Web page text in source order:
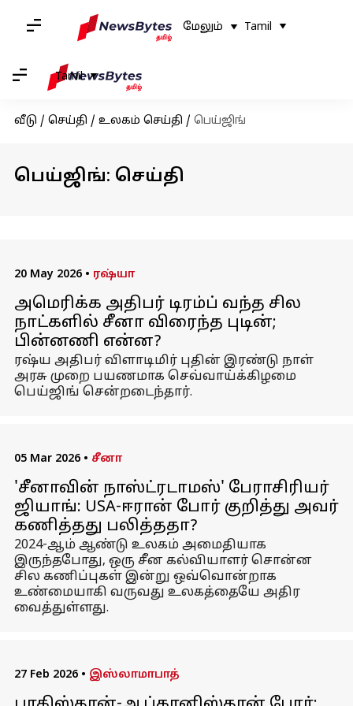
மேலும் Tamil
Tamil
வீடு / செய்தி / உலகம் செய்தி / பெய்ஜிங்
பெய்ஜிங்: செய்தி
20 May 2026 • ரஷ்யா
அமெரிக்க அதிபர் டிரம்ப் வந்த சில
நாட்களில் சீனா விரைந்த புடின்;
பின்னணி என்ன?
ரஷ்ய அதிபர் விளாடிமிர் புதின் இரண்டு நாள்
அரசு முறை பயணமாக செவ்வாய்க்கிழமை
பெய்ஜிங் சென்றடைந்தார்.
05 Mar 2026 • சீனா
'சீனாவின் நாஸ்ட்ரடாமஸ்' பேராசிரியர்
ஜியாங்: USA-ஈரான் போர் குறித்து அவர்
கணித்தது பலித்ததா?
2024-ஆம் ஆண்டு உலகம் அமைதியாக
இருந்தபோது, ஒரு சீன கல்வியாளர் சொன்ன
சில கணிப்புகள் இன்று ஒவ்வொன்றாக
உண்மையாகி வருவது உலகத்தையே அதிர
வைத்துள்ளது.
27 Feb 2026 • இஸ்லாமாபாத்